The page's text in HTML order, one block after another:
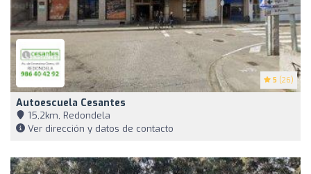
5 (26)
Autoescuela Cesantes
15,2km, Redondela
Ver dirección y datos de contacto